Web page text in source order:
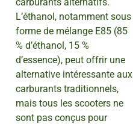
L’éthanol, notamment sous
forme de mélange E85 (85
% d’éthanol, 15 %
d’essence), peut offrir une
alternative intéressante aux
carburants traditionnels,
mais tous les scooters ne
sont pas conçus pour